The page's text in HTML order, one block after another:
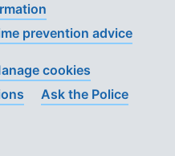
prevention advice
cookies
Ask the Police